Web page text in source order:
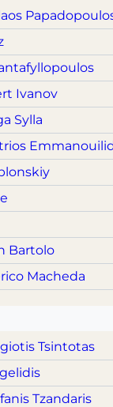
Ivanov
Sylla
Bartolo
Macheda
Tsintotas
Tzandaris